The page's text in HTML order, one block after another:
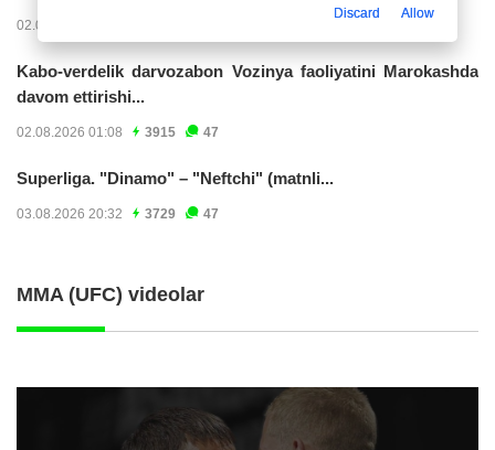
02.08.2026 03:08
Kabo-verdelik darvozabon Vozinya faoliyatini Marokashda
davom ettirishi...
02.08.2026 01:08 3915 47
Superliga. "Dinamo" – "Neftchi" (matnli...
03.08.2026 20:32 3729 47
MMA (UFC) videolar
Discard Allow